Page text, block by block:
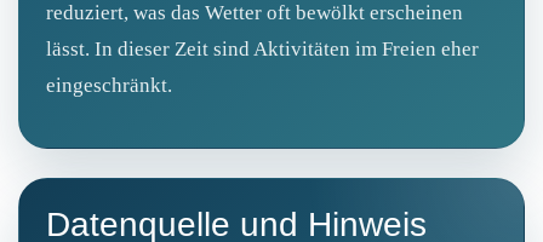
reduziert, was das Wetter oft bewölkt erscheinen
lässt. In dieser Zeit sind Aktivitäten im Freien eher
eingeschränkt.
Datenquelle und Hinweis